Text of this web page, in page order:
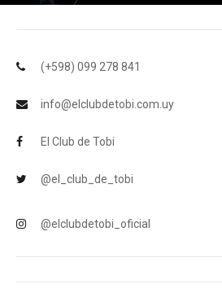
(+598) 099 278 841
info@elclubdetobi.com.uy
El Club de Tobi
@el_club_de_tobi
@elclubdetobi_oficial